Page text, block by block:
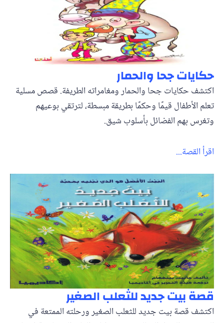
حكايات جحا والحمار
اكتشف حكايات جحا والحمار ومغامراته الطريفة. قصص مسلية
تعلم الأطفال قيمًا وحكمًا بطريقة مبسطة، لترتقي بوعيهم
وتغرس بهم الفضائل بأسلوب شيق.
اقرأ القصة...
قصة بيت جديد للثعلب الصغير
اكتشف قصة بيت جديد للثعلب الصغير ورحلته الممتعة في